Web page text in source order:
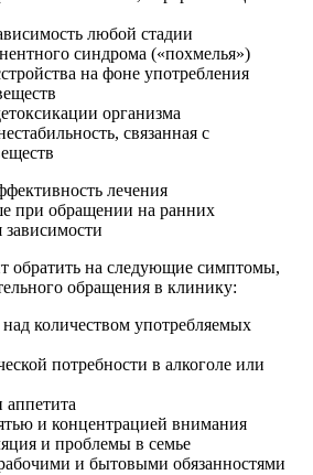
любой стадии
синдрома («похмелья»)
на фоне употребления
организма
связанная с
лечения
при обращении на ранних
зависимости
обратить на следующие симптомы,
обращения в клинику:
количеством употребляемых
потребности в алкоголе или
и концентрацией внимания
и проблемы в семье
и бытовыми обязанностями